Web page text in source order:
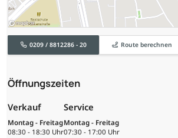
0209 / 8812286 - 20 Route berechnen
Öffnungszeiten
Verkauf
Montag - Freitag
08:30 - 18:30 Uhr
Service
Montag - Freitag
07:30 - 17:00 Uhr